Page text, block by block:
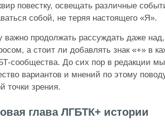
повестку, освещать различные
собой, не теряя настоящего «Я».
важно продолжать рассуждать даже
а стоит ли добавлять знак «+» в
сообщества. До сих пор в редакции
вариантов и мнений по этому
точки зрения.
глава ЛГБТК+ истории